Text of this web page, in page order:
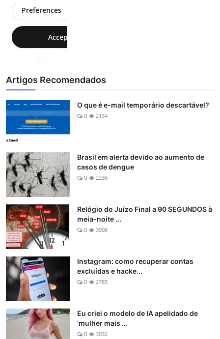
Artigos Recomendados
O que é e-mail temporário descartável?
0 2134
Brasil em alerta devido ao aumento de
casos de dengue
0 2236
Relógio do Juízo Final a 90 SEGUNDOS à
meia-noite ...
0 3008
Instagram: como recuperar contas
excluídas e hacke...
0 2785
Eu criei o modelo de IA apelidado de
'mulher mais ...
0 3032